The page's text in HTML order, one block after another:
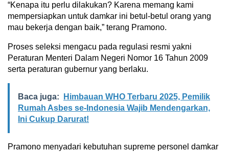
“Kenapa itu perlu dilakukan? Karena memang kami
mempersiapkan untuk damkar ini betul-betul orang yang
mau bekerja dengan baik,” terang Pramono.
Proses seleksi mengacu pada regulasi resmi yakni
Peraturan Menteri Dalam Negeri Nomor 16 Tahun 2009
serta peraturan gubernur yang berlaku.
Baca juga:
Himbauan WHO Terbaru 2025, Pemilik
Rumah Asbes se-Indonesia Wajib Mendengarkan,
Ini Cukup Darurat!
Pramono menyadari kebutuhan supreme personel damkar